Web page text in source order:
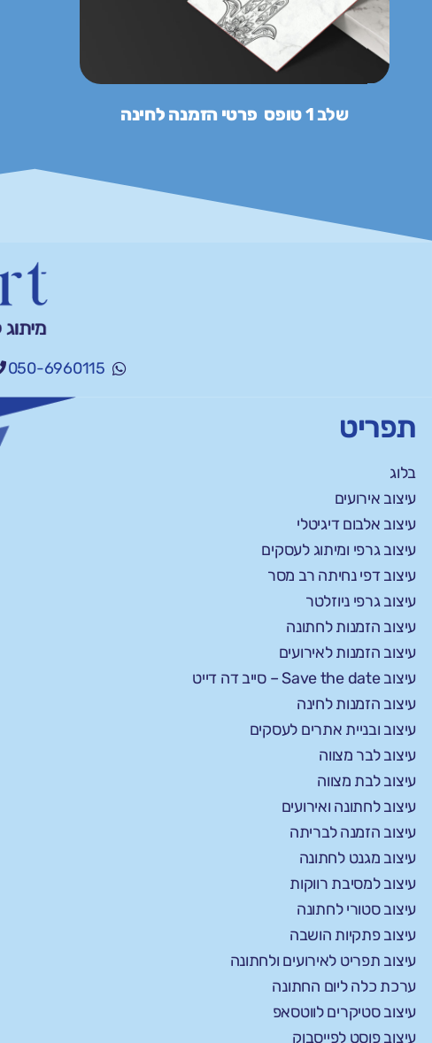
שלב 1 טופס פרטי הזמנה לחינה
050-6960115
תפריט
בלוג
עיצוב אירועים
עיצוב אלבום דיגיטלי
עיצוב גרפי ומיתוג לעסקים
עיצוב דפי נחיתה רב מסר
עיצוב גרפי ניוזלטר
עיצוב הזמנות לחתונה
עיצוב הזמנות לאירועים
עיצוב Save the date – סייב דה דייט
עיצוב הזמנות לחינה
עיצוב ובניית אתרים לעסקים
עיצוב לבר מצווה
עיצוב לבת מצווה
עיצוב לחתונה ואירועים
עיצוב הזמנה לבריתה
עיצוב מגנט לחתונה
עיצוב למסיבת רווקות
עיצוב סטורי לחתונה
עיצוב פתקיות הושבה
עיצוב תפריט לאירועים ולחתונה
ערכת כלה ליום החתונה
עיצוב סטיקרים לווטסאפ
עיצוב פוסט לפייסבוק